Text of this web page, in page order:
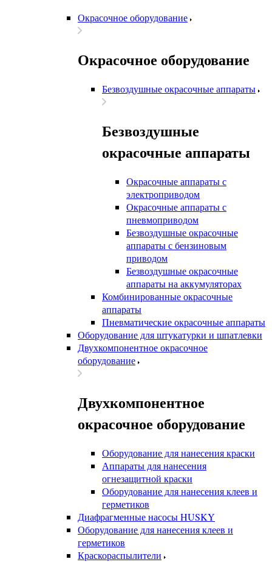
Окрасочное оборудование
Окрасочное оборудование
Безвоздушные окрасочные аппараты
Безвоздушные
окрасочные аппараты
Окрасочные аппараты с
электроприводом
Окрасочные аппараты с
пневмоприводом
Безвоздушные окрасочные
аппараты с бензиновым
приводом
Безвоздушные окрасочные
аппараты на аккумуляторах
Комбинированные окрасочные
аппараты
Пневматические окрасочные аппараты
Оборудование для штукатурки и шпатлевки
Двухкомпонентное окрасочное
оборудование
Двухкомпонентное
окрасочное оборудование
Оборудование для нанесения краски
Аппараты для нанесения
огнезащитной краски
Оборудование для нанесения клеев и
герметиков
Диафрагменные насосы HUSKY
Оборудование для нанесения клеев и
герметиков
Краскораспылители